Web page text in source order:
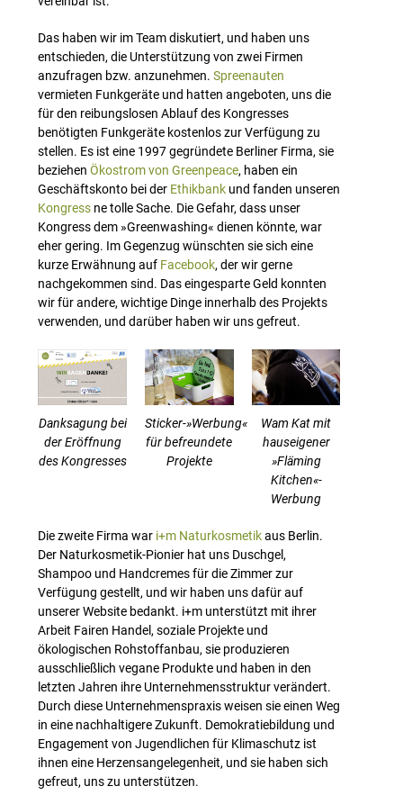
Das haben wir im Team diskutiert, und haben uns
entschieden, die Unterstützung von zwei Firmen
anzufragen bzw. anzunehmen.Spreenauten
vermieten Funkgeräte und hatten angeboten, uns die
für den reibungslosen Ablauf des Kongresses
benötigten Funkgeräte kostenlos zur Verfügung zu
stellen. Es ist eine 1997 gegründete Berliner Firma, sie
beziehenÖkostrom von Greenpeace, haben ein
Geschäftskonto bei der Ethikbank und fanden unseren
Kongress ne tolle Sache. Die Gefahr, dass unser
Kongress dem »Greenwashing« dienen könnte, war
eher gering. Im Gegenzug wünschten sie sich eine
kurze Erwähnung auf Facebook, der wir gerne
nachgekommen sind. Das eingesparte Geld konnten
wir für andere, wichtige Dinge innerhalb des Projekts
verwenden, und darüber haben wir uns gefreut.
Danksagung bei
der Eröffnung
des Kongresses
Sticker-»Werbung«
für befreundete
Projekte
Wam Kat mit
hauseigener
»Fläming
Kitchen«-
Werbung
Die zweite Firma war i+m Naturkosmetikaus Berlin.
Der Naturkosmetik-Pionier hat uns Duschgel,
Shampoo und Handcremes für die Zimmer zur
Verfügung gestellt, und wir haben uns dafür auf
unserer Website bedankt. i+m unterstützt mit ihrer
Arbeit Fairen Handel, soziale Projekte und
ökologischen Rohstoffanbau, sie produzieren
ausschließlich vegane Produkte und haben in den
letzten Jahren ihre Unternehmensstruktur verändert.
Durch diese Unternehmenspraxis weisen sie einen Weg
in eine nachhaltigere Zukunft. Demokratiebildung und
Engagement von Jugendlichen für Klimaschutz ist
ihnen eine Herzensangelegenheit, und sie haben sich
gefreut, uns zu unterstützen.